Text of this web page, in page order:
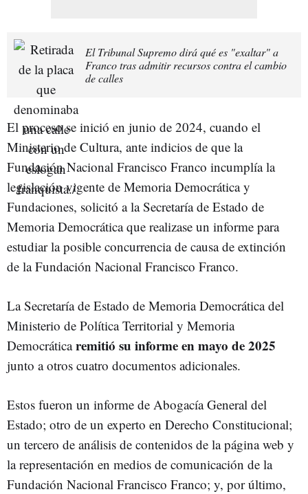
El Tribunal Supremo dirá qué es "exaltar" a
Franco tras admitir recursos contra el cambio
de calles
El proceso se inició en junio de 2024, cuando el
Ministerio de Cultura, ante indicios de que la
Fundación Nacional Francisco Franco incumplía la
legislación vigente de Memoria Democrática y
Fundaciones, solicitó a la Secretaría de Estado de
Memoria Democrática que realizase un informe para
estudiar la posible concurrencia de causa de extinción
de la Fundación Nacional Francisco Franco.
La Secretaría de Estado de Memoria Democrática del
Ministerio de Política Territorial y Memoria
Democráticaremitió su informe en mayo de 2025
junto a otros cuatro documentos adicionales.
Estos fueron un informe de Abogacía General del
Estado; otro de un experto en Derecho Constitucional;
un tercero de análisis de contenidos de la página web y
la representación en medios de comunicación de la
Fundación Nacional Francisco Franco; y, por último,